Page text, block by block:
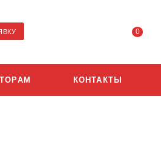
0
КОНТАКТЫ